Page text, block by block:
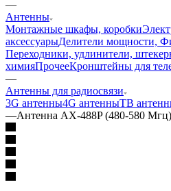
—
Антенны
Монтажные шкафы, коробки
аксессуарыДелители мощности,
Переходники, удлинители,
химияПрочееКронштейны для
—
Антенны для радиосвязи
3G антенны4G антенныТВ
—Антенна AX-488P (480-580